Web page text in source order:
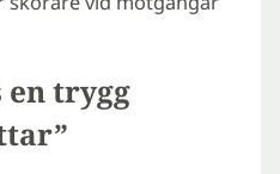
en trygg